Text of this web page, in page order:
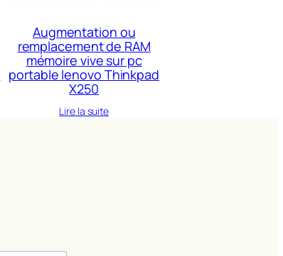
Augmentation ou
remplacement de RAM
mémoire vive sur pc
portable lenovo Thinkpad
X250
Lire la suite